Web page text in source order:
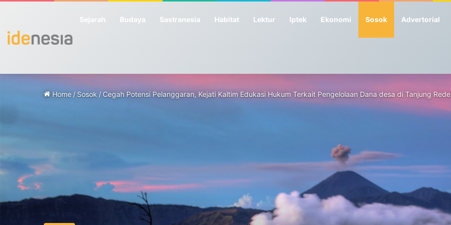
Sejarah Budaya Sastranesia Habitat Lektur Iptek Ekonomi Sosok Advertorial
Home /Sosok/Cegah Potensi Pelanggaran, Kejati Kaltim Edukasi Hukum Terkait Pengelolaan Dana desa di Tanjung